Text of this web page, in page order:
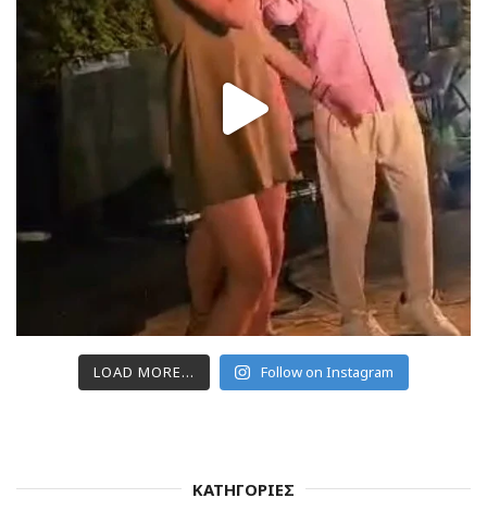
LOAD MORE... Follow on Instagram
ΚΑΤΗΓΟΡΙΕΣ